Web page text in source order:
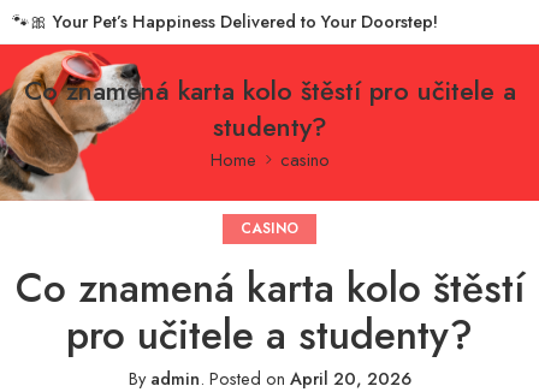
🐾🎀Your Pet’s Happiness Delivered to Your Doorstep!
Co znamená karta kolo štěstí pro učitele a
studenty?
Home casino
CASINO
Co znamená karta kolo štěstí
pro učitele a studenty?
Byadmin. Posted on April 20, 2026